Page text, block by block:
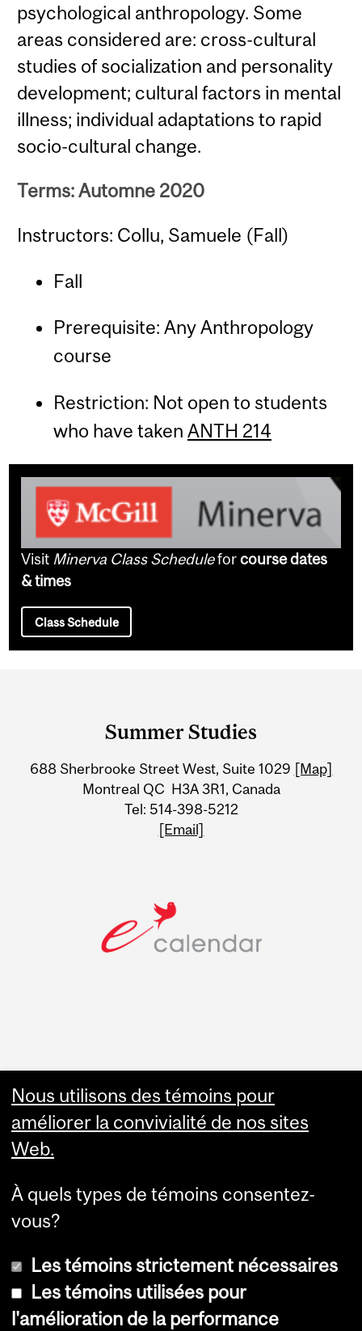
psychological anthropology. Some
areas considered are: cross-cultural
studies of socialization and personality
development; cultural factors in mental
illness; individual adaptations to rapid
socio-cultural change.
Terms: Automne 2020
Instructors: Collu, Samuele (Fall)
Fall
Prerequisite: Any Anthropology
course
Restriction: Not open to students
who have taken ANTH 214
Visit Minerva Class Scheduleforcourse dates
& times
Class Schedule
Information
Summer Studies
688 Sherbrooke Street West, Suite 1029 [Map]
Montreal QC H3A 3R1, Canada
Tel: 514-398-5212
[Email]
Faculty Links
Contact
Nous utilisons des témoins pour
améliorer la convivialité de nos sites
Web.
À quels types de témoins consentez-
vous?
Les témoins strictement nécessaires
Les témoins utilisées pour
l'amélioration de la performance